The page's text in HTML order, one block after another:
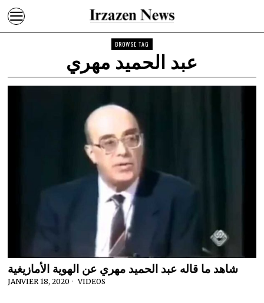
BROWSE TAG
عبد الحميد مهري
شاهد ما قاله عبد الحميد مهري عن الهوية الأمازيغية
JANVIER 18, 2020 VIDEOS